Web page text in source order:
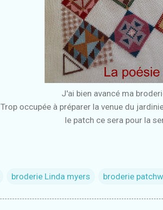
J'ai bien avancé ma
Trop occupée à préparer la venue du
le patch ce sera pour la
broderie Linda myers broderie